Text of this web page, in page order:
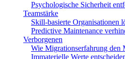
Psychologische Sicherheit
Teamstärke
Skill-basierte Organisationen
Predictive Maintenance
Verborgenen
Wie Migrationserfahrung den
Immaterielle Werte